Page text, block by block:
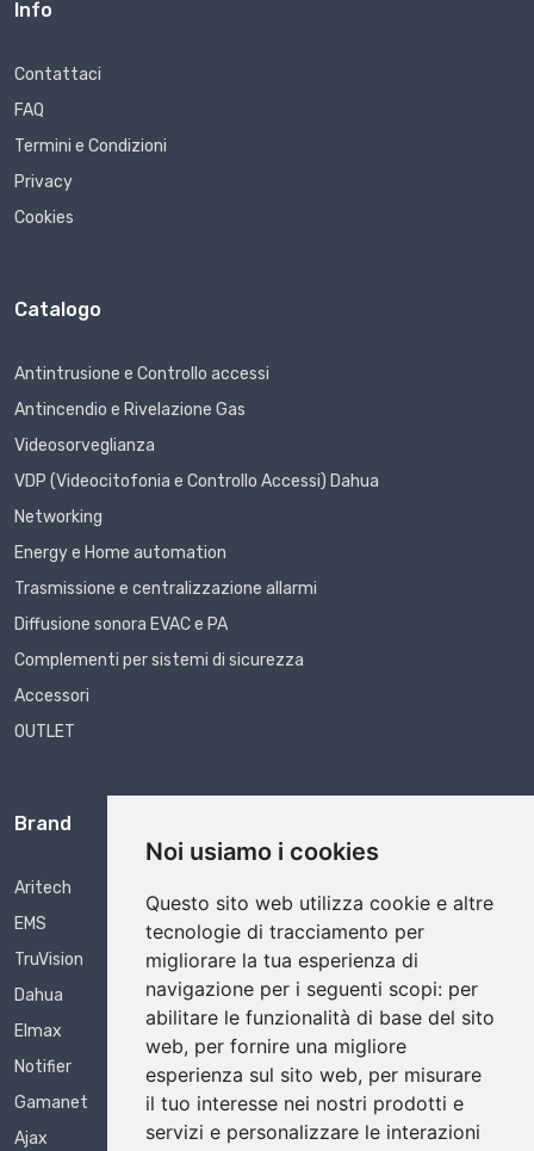
Noi usiamo i cookies
Questo sito web utilizza cookie e altre
tecnologie di tracciamento per
migliorare la tua esperienza di
navigazione per i seguenti scopi: per
abilitare le funzionalità di base del sito
web, per fornire una migliore
esperienza sul sito web, per misurare
il tuo interesse nei nostri prodotti e
servizi e personalizzare le interazioni
Info
Contattaci
FAQ
Termini e Condizioni
Privacy
Cookies
Catalogo
Antintrusione e Controllo accessi
Antincendio e Rivelazione Gas
Videosorveglianza
VDP (Videocitofonia e Controllo Accessi) Dahua
Networking
Energy e Home automation
Trasmissione e centralizzazione allarmi
Diffusione sonora EVAC e PA
Complementi per sistemi di sicurezza
Accessori
OUTLET
Brand
Aritech
EMS
TruVision
Dahua
Elmax
Notifier
Gamanet
Ajax